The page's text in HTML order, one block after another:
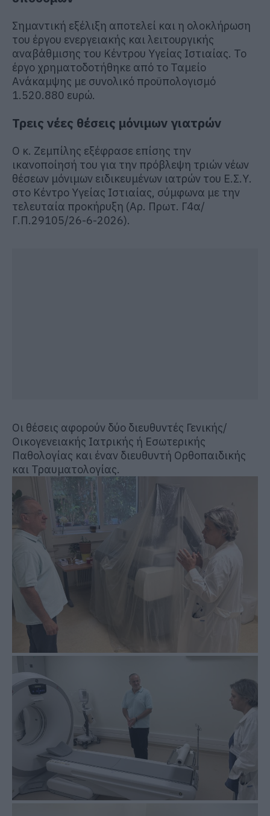
Σημαντική εξέλιξη αποτελεί και η ολοκλήρωση
του έργου ενεργειακής και λειτουργικής
αναβάθμισης του Κέντρου Υγείας Ιστιαίας. Το
έργο χρηματοδοτήθηκε από το Ταμείο
Ανάκαμψης με συνολικό προϋπολογισμό
1.520.880 ευρώ.
Τρεις νέες θέσεις μόνιμων γιατρών
Ο κ. Ζεμπίλης εξέφρασε επίσης την
ικανοποίησή του για την πρόβλεψη τριών νέων
θέσεων μόνιμων ειδικευμένων ιατρών του Ε.Σ.Υ.
στο Κέντρο Υγείας Ιστιαίας, σύμφωνα με την
τελευταία προκήρυξη (Αρ. Πρωτ. Γ4α/
Γ.Π.29105/26-6-2026).
Οι θέσεις αφορούν δύο διευθυντές Γενικής/
Οικογενειακής Ιατρικής ή Εσωτερικής
Παθολογίας και έναν διευθυντή Ορθοπαιδικής
και Τραυματολογίας.